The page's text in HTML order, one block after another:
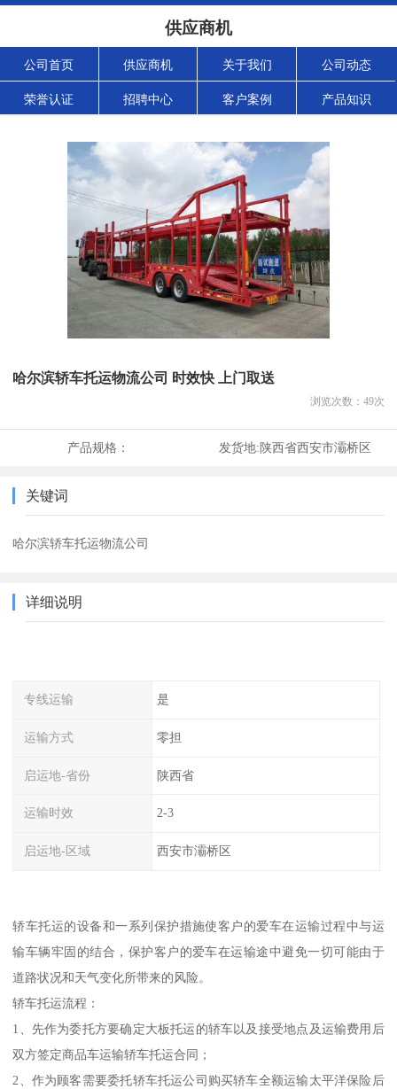
供应商机
公司首页 供应商机 关于我们 公司动态
荣誉认证 招聘中心 客户案例 产品知识
哈尔滨轿车托运物流公司 时效快 上门取送
浏览次数： 49次
产品规格： 发货地:陕西省西安市灞桥区
关键词
哈尔滨轿车托运物流公司
详细说明
专线运输 是
运输方式 零担
启运地-省份 陕西省
运输时效 2-3
启运地-区域 西安市灞桥区
轿车托运的设备和一系列保护措施使客户的爱车在运输过程中与运
输车辆牢固的结合，保护客户的爱车在运输途中避免一切可能由于
道路状况和天气变化所带来的风险。
轿车托运流程：
1、先作为委托方要确定大板托运的轿车以及接受地点及运输费用后
双方签定商品车运输轿车托运合同；
2、作为顾客需要委托轿车托运公司购买轿车全额运输太平洋保险后